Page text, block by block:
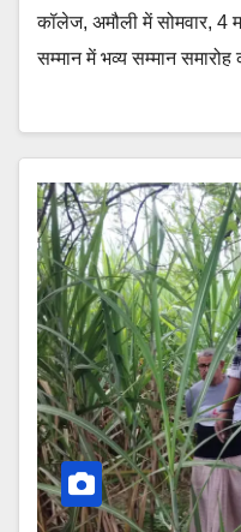
कॉलेज, अमौली में सोमवार, 4
सम्मान में भव्य सम्मान